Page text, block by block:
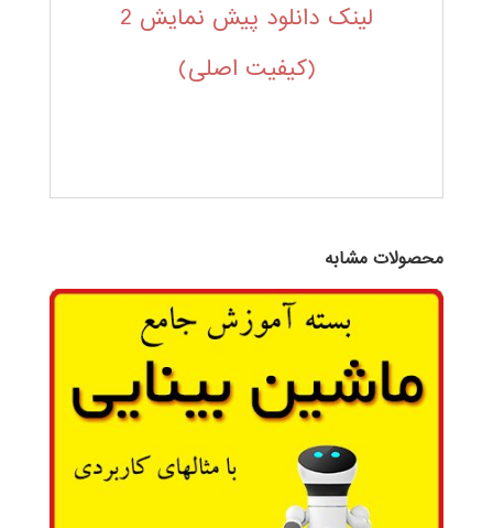
لینک دانلود پیش نمایش 2
(کیفیت اصلی)
محصولات مشابه